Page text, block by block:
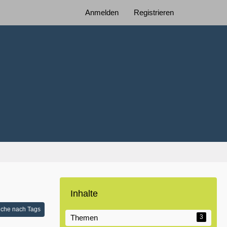
Anmelden Registrieren
nach Tags
Inhalte
Themen 3